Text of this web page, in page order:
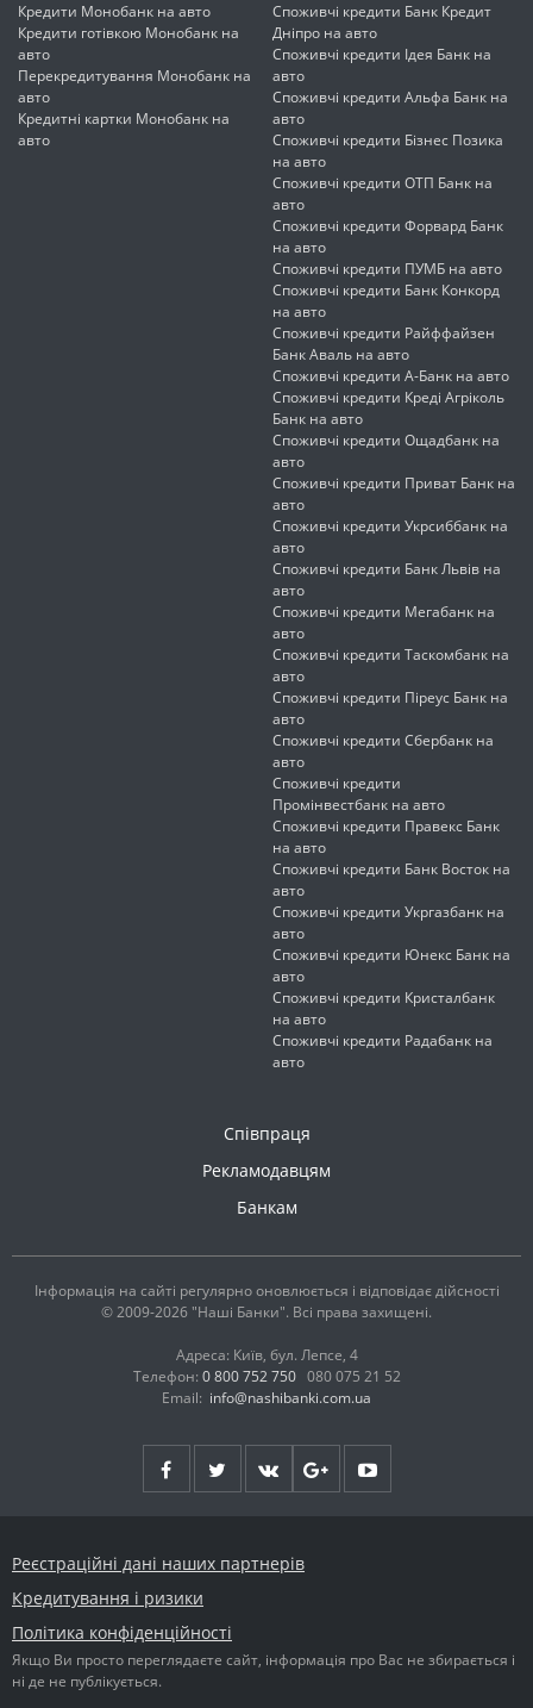
Кредити Монобанк на авто
Кредити готівкою Монобанк на
авто
Перекредитування Монобанк на
авто
Кредитні картки Монобанк на
авто
Споживчі кредити Банк Кредит
Дніпро на авто
Споживчі кредити Ідея Банк на
авто
Споживчі кредити Альфа Банк на
авто
Споживчі кредити Бізнес Позика
на авто
Споживчі кредити ОТП Банк на
авто
Споживчі кредити Форвард Банк
на авто
Споживчі кредити ПУМБ на авто
Споживчі кредити Банк Конкорд
на авто
Споживчі кредити Райффайзен
Банк Аваль на авто
Споживчі кредити А-Банк на авто
Споживчі кредити Креді Агріколь
Банк на авто
Споживчі кредити Ощадбанк на
авто
Споживчі кредити Приват Банк на
авто
Споживчі кредити Укрсиббанк на
авто
Споживчі кредити Банк Львів на
авто
Споживчі кредити Мегабанк на
авто
Споживчі кредити Таскомбанк на
авто
Споживчі кредити Піреус Банк на
авто
Споживчі кредити Сбербанк на
авто
Споживчі кредити
Промінвестбанк на авто
Споживчі кредити Правекс Банк
на авто
Споживчі кредити Банк Восток на
авто
Споживчі кредити Укргазбанк на
авто
Споживчі кредити Юнекс Банк на
авто
Споживчі кредити Кристалбанк
на авто
Споживчі кредити Радабанк на
авто
Співпраця
Рекламодавцям
Банкам
Інформація на сайті регулярно оновлюється і відповідає дійсності
© 2009-2026 "Наші Банки". Всі права захищені.
Адреса: Київ, бул. Лепсе, 4
Телефон: 0 800 752 750 080 075 21 52
Email: info@nashibanki.com.ua
Реєстраційні дані наших партнерів
Кредитування і ризики
Політика конфіденційності
Якщо Ви просто переглядаєте сайт, інформація про Вас не збирається і
ні де не публікується.